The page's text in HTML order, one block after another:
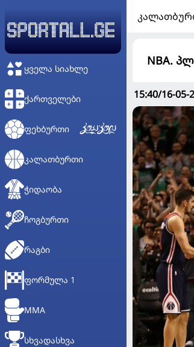
ᲧᲕᲔᲚᲐ ᲡᲘᲐᲮᲚᲔ
ᲥᲐᲠᲗᲕᲔᲚᲔᲑᲘ
ᲤᲔᲮᲑᲣᲠᲗᲘ
ᲙᲐᲚᲐᲗᲑᲣᲠᲗᲘ
ᲭᲘᲓᲐᲝᲑᲐ
ᲩᲝᲒᲑᲣᲠᲗᲘ
ᲠᲐᲒᲑᲘ
ᲤᲝᲠᲛᲣᲚᲐ 1
MMA
ᲡᲮᲕᲐᲓᲐᲡᲮᲕᲐ
NBA.
15:40/16-05-